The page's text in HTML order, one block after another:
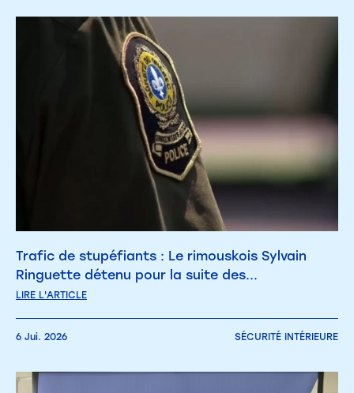
Trafic de stupéfiants : Le rimouskois Sylvain
Ringuette détenu pour la suite des...
LIRE L'ARTICLE
6 Jui. 2026 SÉCURITÉ INTÉRIEURE